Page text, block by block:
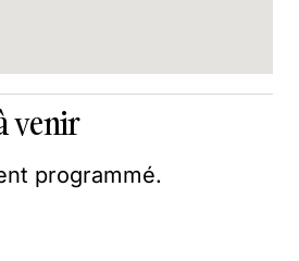
venir
programmé.